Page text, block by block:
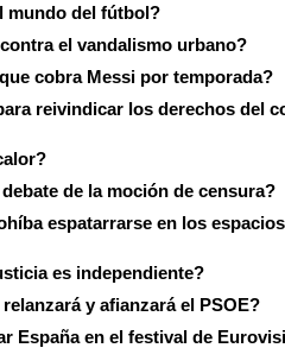
mundo del fútbol?
el vandalismo urbano?
cobra Messi por temporada?
reivindicar los derechos del
de la moción de censura?
espatarrarse en los espacios
es independiente?
y afianzará el PSOE?
España en el festival de